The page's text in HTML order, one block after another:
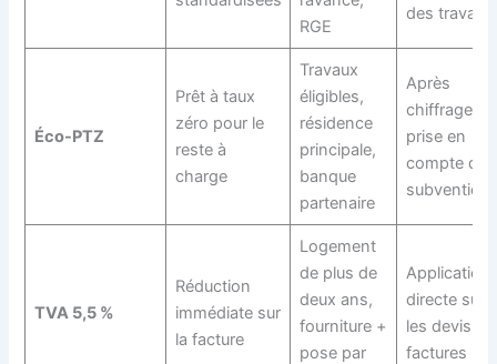
RGE
des travaux
Éco-PTZ
Prêt à taux
zéro pour le
reste à
charge
Travaux
éligibles,
résidence
principale,
banque
partenaire
Après
chiffrage et
prise en
compte des
TVA 5,5 %
Réduction
immédiate sur
la facture
Logement
de plus de
deux ans,
fourniture +
pose par
Application
directe sur
les devis et
factures